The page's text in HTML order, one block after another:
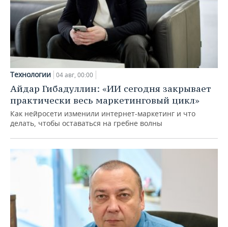
Технологии 04 авг, 00:00
Айдар Гибадуллин: «ИИ сегодня закрывает
практически весь маркетинговый цикл»
Как нейросети изменили интернет-маркетинг и что
делать, чтобы оставаться на гребне волны